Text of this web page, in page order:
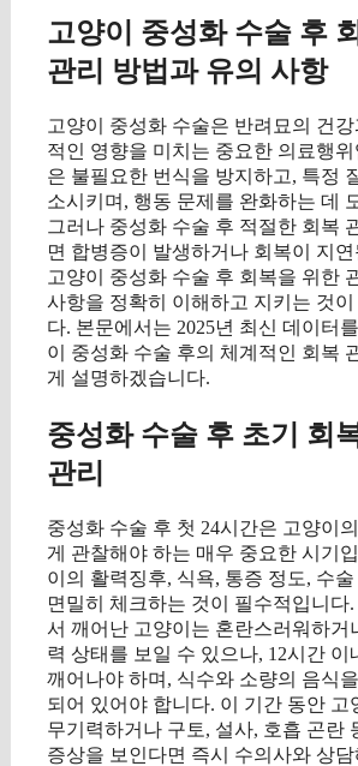
고양이 중성화 수술 후
관리 방법과 유의 사항
고양이 중성화 수술은 반려묘의 건
적인 영향을 미치는 중요한 의료행
은 불필요한 번식을 방지하고, 특정
소시키며, 행동 문제를 완화하는 데
그러나 중성화 수술 후 적절한 회복
면 합병증이 발생하거나 회복이 지
고양이 중성화 수술 후 회복을 위한
사항을 정확히 이해하고 지키는 것이
다. 본문에서는 2025년 최신 데이터
이 중성화 수술 후의 체계적인 회복
게 설명하겠습니다.
중성화 수술 후 초기 회
관리
중성화 수술 후 첫 24시간은 고양이
게 관찰해야 하는 매우 중요한 시기
이의 활력징후, 식욕, 통증 정도, 수
면밀히 체크하는 것이 필수적입니다.
서 깨어난 고양이는 혼란스러워하거
력 상태를 보일 수 있으나, 12시간 이
깨어나야 하며, 식수와 소량의 음식
되어 있어야 합니다. 이 기간 동안 고
무기력하거나 구토, 설사, 호흡 곤란
증상을 보인다면 즉시 수의사와 상